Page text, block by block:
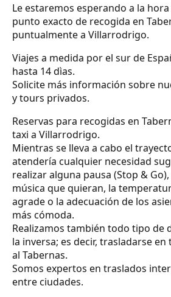
Le estaremos esperando a la
punto exacto de recogida en
puntualmente a Villarrodrigo.
Viajes a medida por el sur de
hasta 14 dìas.
Solicite más información sobre
y tours privados.
Reservas para recogidas en
taxi a Villarrodrigo.
Mientras se lleva a cabo el
atendería cualquier necesidad
realizar alguna pausa (Stop &
música que quieran, la
agrade o la adecuación de los
más cómoda.
Realizamos también todo tipo de
la inversa; es decir, trasladarse
al Tabernas.
Somos expertos en traslados
entre ciudades.